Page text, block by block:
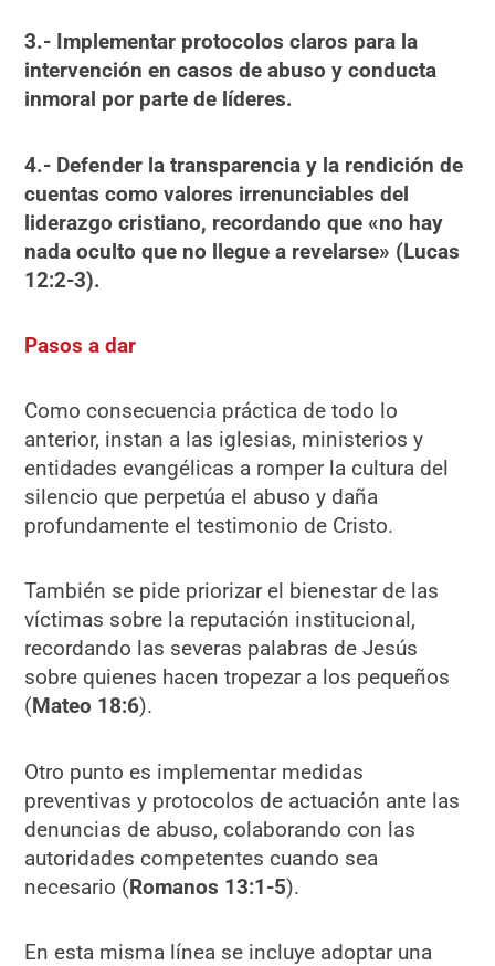
3.- Implementar protocolos claros para la
intervención en casos de abuso y conducta
inmoral por parte de líderes.
4.- Defender la transparencia y la rendición de
cuentas como valores irrenunciables del
liderazgo cristiano, recordando que «no hay
nada oculto que no llegue a revelarse» (Lucas
12:2-3).
Pasos a dar
Como consecuencia práctica de todo lo
anterior, instan a las iglesias, ministerios y
entidades evangélicas a romper la cultura del
silencio que perpetúa el abuso y daña
profundamente el testimonio de Cristo.
También se pide priorizar el bienestar de las
víctimas sobre la reputación institucional,
recordando las severas palabras de Jesús
sobre quienes hacen tropezar a los pequeños
(Mateo 18:6).
Otro punto es implementar medidas
preventivas y protocolos de actuación ante las
denuncias de abuso, colaborando con las
autoridades competentes cuando sea
necesario (Romanos 13:1-5).
En esta misma línea se incluye adoptar una